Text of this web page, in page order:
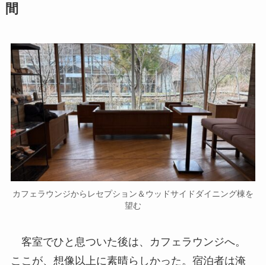
カフェラウンジからレセプション＆ウッドサイドダイニング棟
客室でひと息ついた後は、カフェラウンジへ。
れたてのコーヒーや紅茶を自由に楽しめるうえ、
ケーキのクオリティが驚くほど高い。世界各地の